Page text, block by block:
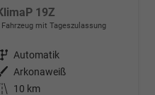
19Z
Fahrzeug mit Tageszulassung
Getriebe Automatik
Außenfarbe Arkonaweiß
Kilometerstand
10 km